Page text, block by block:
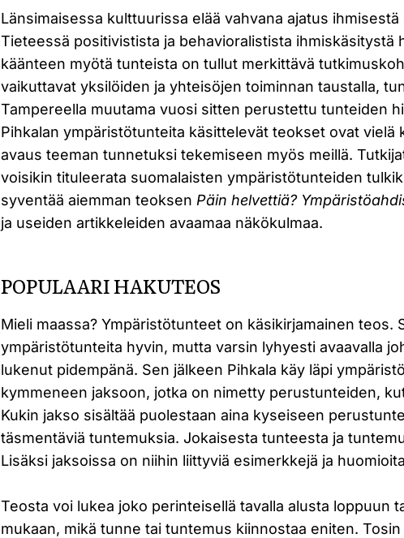
Länsimaisessa kulttuurissa elää vahvana ajatus
Tieteessä positivistista ja behavioralistista ihmiskäsitystä
käänteen myötä tunteista on tullut merkittävä
vaikuttavat yksilöiden ja yhteisöjen toiminnan taustalla,
Tampereella muutama vuosi sitten perustettu tunteiden
Pihkalan ympäristötunteita käsittelevät teokset ovat vielä
avaus teeman tunnetuksi tekemiseen myös meillä.
voisikin tituleerata suomalaisten ympäristötunteiden
syventää aiemman teoksen Päin helvettiä?
ja useiden artikkeleiden avaamaa näkökulmaa.
POPULAARI HAKUTEOS
Mieli maassa? Ympäristötunteet on käsikirjamainen teos.
ympäristötunteita hyvin, mutta varsin lyhyesti avaavalla
lukenut pidempänä. Sen jälkeen Pihkala käy läpi
kymmeneen jaksoon, jotka on nimetty perustunteiden,
Kukin jakso sisältää puolestaan aina kyseiseen
täsmentäviä tuntemuksia. Jokaisesta tunteesta ja
Lisäksi jaksoissa on niihin liittyviä esimerkkejä ja
Teosta voi lukea joko perinteisellä tavalla alusta loppuun
mukaan, mikä tunne tai tuntemus kiinnostaa eniten.